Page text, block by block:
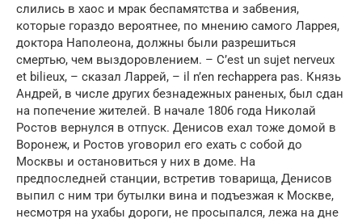
слились в хаос и мрак беспамятства и забвения,
которые гораздо вероятнее, по мнению самого Ларрея,
доктора Наполеона, должны были разрешиться
смертью, чем выздоровлением. – C’est un sujet nerveux
et bilieux, – сказал Ларрей, – il n’en rechappera pas. Князь
Андрей, в числе других безнадежных раненых, был сдан
на попечение жителей. В начале 1806 года Николай
Ростов вернулся в отпуск. Денисов ехал тоже домой в
Воронеж, и Ростов уговорил его ехать с собой до
Москвы и остановиться у них в доме. На
предпоследней станции, встретив товарища, Денисов
выпил с ним три бутылки вина и подъезжая к Москве,
несмотря на ухабы дороги, не просыпался, лежа на дне